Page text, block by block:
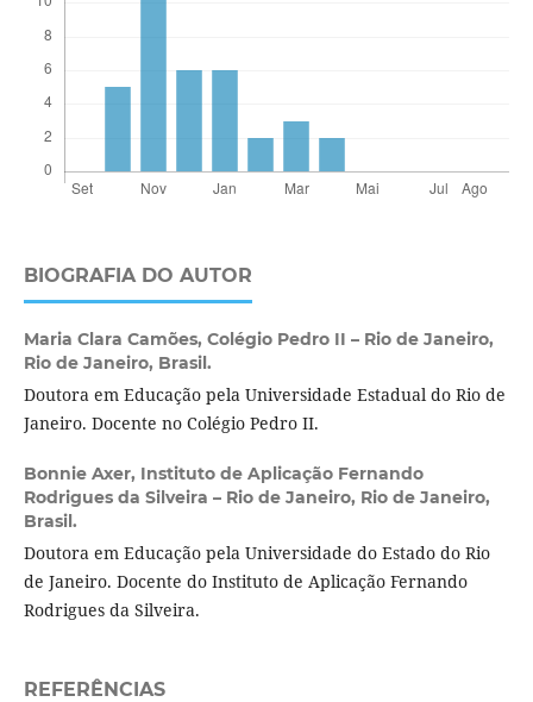
BIOGRAFIA DO AUTOR
Maria Clara Camões, Colégio Pedro II – Rio de Janeiro,
Rio de Janeiro, Brasil.
Doutora em Educação pela Universidade Estadual do Rio de
Janeiro. Docente no Colégio Pedro II.
Bonnie Axer, Instituto de Aplicação Fernando
Rodrigues da Silveira – Rio de Janeiro, Rio de Janeiro,
Brasil.
Doutora em Educação pela Universidade do Estado do Rio
de Janeiro. Docente do Instituto de Aplicação Fernando
Rodrigues da Silveira.
REFERÊNCIAS